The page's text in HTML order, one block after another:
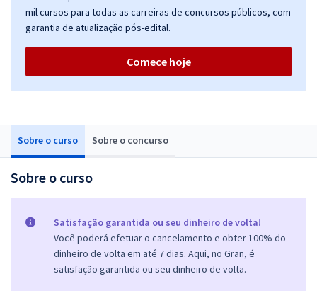
Sobre o curso Sobre o concurso
Sobre o curso
Satisfação garantida ou seu dinheiro de volta!
Você poderá efetuar o cancelamento e obter 100% do
dinheiro de volta em até 7 dias. Aqui, no Gran, é
satisfação garantida ou seu dinheiro de volta.
mil cursos para todas as carreiras de concursos públicos, com
garantia de atualização pós-edital.
Comece hoje